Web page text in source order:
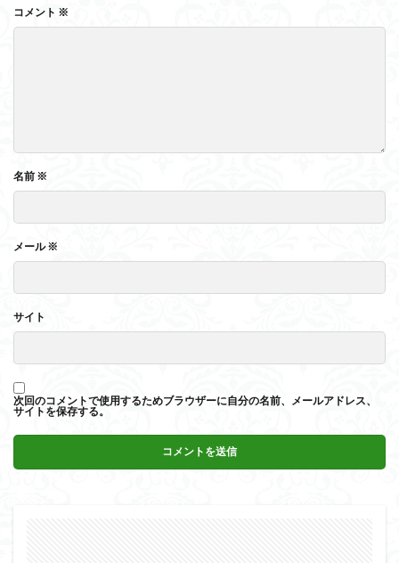
コメント ※
名前 ※
メール※
サイト
次回のコメントで使用するためブラウザーに自分の名前、メールアドレス、
サイトを保存する。